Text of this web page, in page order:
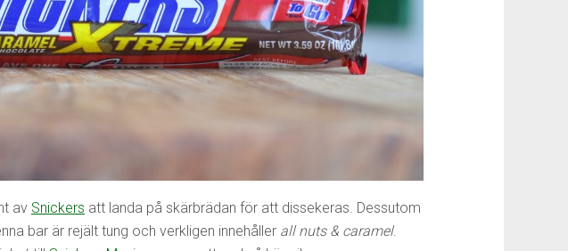
av Snickers att landa på skärbrädan för att dissekeras. Dessutom
bar är rejält tung och verkligen innehåller all nuts & caramel.